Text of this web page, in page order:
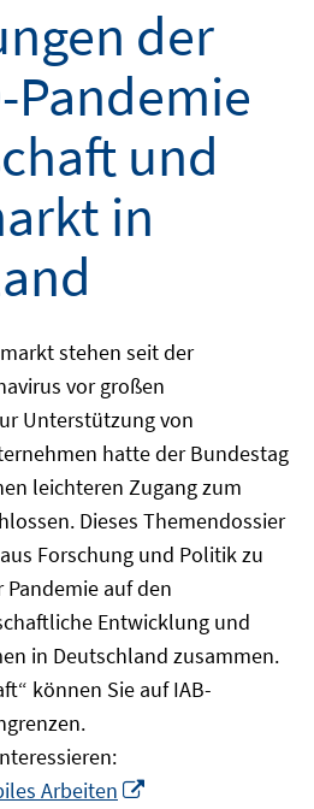
der
Pandemie
und
in
stehen seit der
vor großen
Unterstützung von
hatte der Bundestag
leichteren Zugang zum
Dieses Themendossier
Forschung und Politik zu
auf den
Entwicklung und
in Deutschland zusammen.
können Sie auf IAB-
Arbeiten